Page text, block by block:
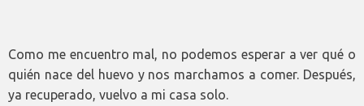
Como me encuentro mal, no podemos esperar a ver qué o
quién nace del huevo y nos marchamos a comer. Después,
ya recuperado, vuelvo a mi casa solo.